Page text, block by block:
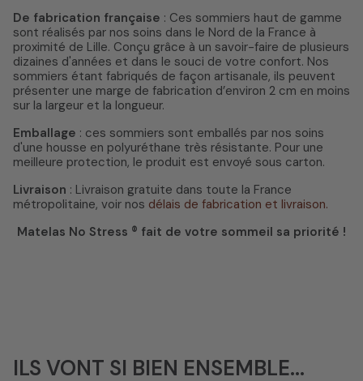
De fabrication française : Ces sommiers haut de gamme
sont réalisés par nos soins dans le Nord de la France à
proximité de Lille. Conçu grâce à un savoir-faire de plusieurs
dizaines d'années et dans le souci de votre confort. Nos
sommiers étant fabriqués de façon artisanale, ils peuvent
présenter une marge de fabrication d’environ 2 cm en moins
sur la largeur et la longueur.
Emballage : ces sommiers sont emballés par nos soins
d'une housse en polyuréthane très résistante. Pour une
meilleure protection, le produit est envoyé sous carton.
Livraison : Livraison gratuite dans toute la France
métropolitaine, voir nos délais de fabrication et livraison.
Matelas No Stress ® fait de votre sommeil sa priorité !
ILS VONT SI BIEN ENSEMBLE...